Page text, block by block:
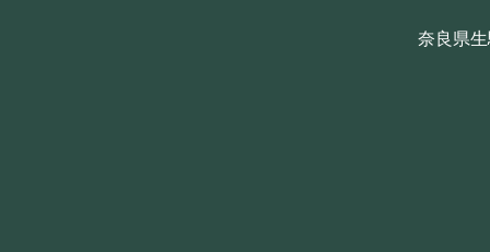
奈良県